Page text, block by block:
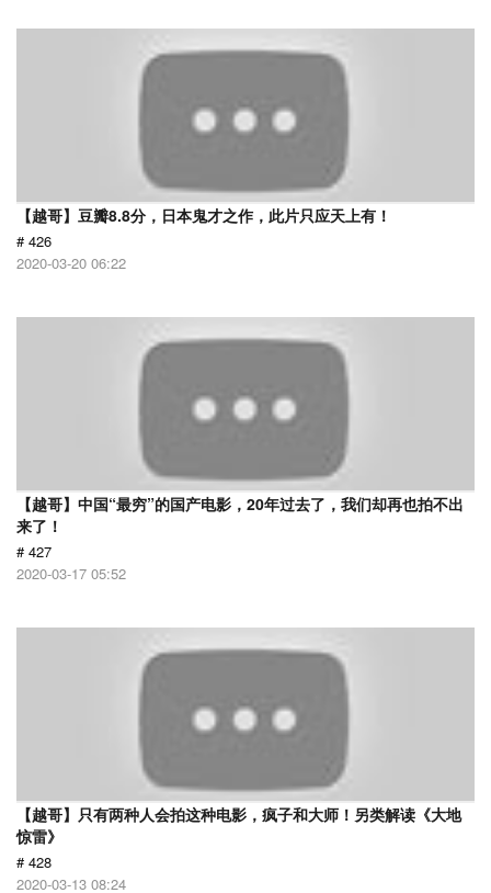
【越哥】豆瓣8.8分，日本鬼才之作，此片只应天上有！
# 426
2020-03-20 06:22
【越哥】中国“最穷”的国产电影，20年过去了，我们却再也拍不出
来了！
# 427
2020-03-17 05:52
【越哥】只有两种人会拍这种电影，疯子和大师！另类解读《大地
惊雷》
# 428
2020-03-13 08:24